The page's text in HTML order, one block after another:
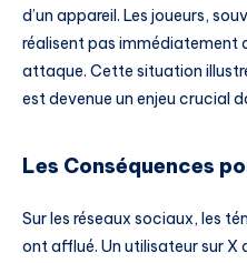
d’un appareil. Les joueurs,
réalisent pas immédiatement
attaque. Cette situation
est devenue un enjeu crucial
Les Conséquences
Sur les réseaux sociaux, les
ont afflué. Un utilisateur sur X